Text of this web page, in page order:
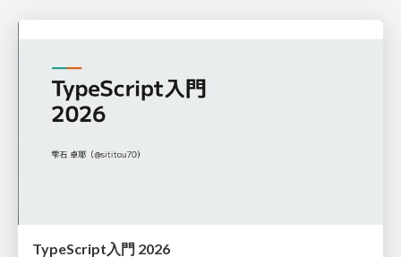
TypeScript入門 2026